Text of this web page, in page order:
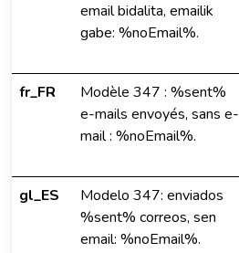
email bidalita, emailik
gabe: %noEmail%.
fr_FR
Modèle 347 : %sent%
e-mails envoyés, sans e-
mail : %noEmail%.
gl_ES
Modelo 347: enviados
%sent% correos, sen
email: %noEmail%.